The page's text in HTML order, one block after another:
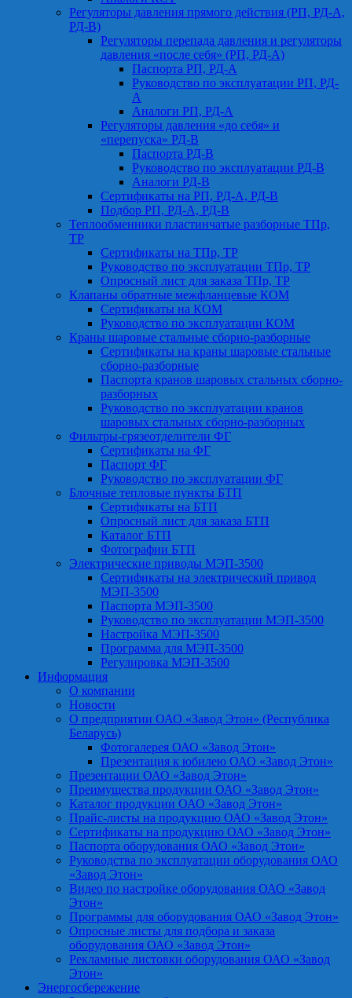
Регуляторы давления прямого действия (РП, РД-А,
РД-В)
Регуляторы перепада давления и регуляторы
давления «после себя» (РП, РД-А)
Паспорта РП, РД-А
Руководство по эксплуатации РП, РД-
А
Аналоги РП, РД-А
Регуляторы давления «до себя» и
«перепуска» РД-В
Паспорта РД-В
Руководство по эксплуатации РД-В
Аналоги РД-В
Сертификаты на РП, РД-А, РД-В
Подбор РП, РД-А, РД-В
Теплообменники пластинчатые разборные ТПр,
ТР
Сертификаты на ТПр, ТР
Руководство по эксплуатации ТПр, ТР
Опросный лист для заказа ТПр, ТР
Клапаны обратные межфланцевые КОМ
Сертификаты на КОМ
Руководство по эксплуатации КОМ
Краны шаровые стальные сборно-разборные
Сертификаты на краны шаровые стальные
сборно-разборные
Паспорта кранов шаровых стальных сборно-
разборных
Руководство по эксплуатации кранов
шаровых стальных сборно-разборных
Фильтры-грязеотделители ФГ
Сертификаты на ФГ
Паспорт ФГ
Руководство по эксплуатации ФГ
Блочные тепловые пункты БТП
Сертификаты на БТП
Опросный лист для заказа БТП
Каталог БТП
Фотографии БТП
Электрические приводы МЭП-3500
Сертификаты на электрический привод
МЭП-3500
Паспорта МЭП-3500
Руководство по эксплуатации МЭП-3500
Настройка МЭП-3500
Программа для МЭП-3500
Регулировка МЭП-3500
Информация
О компании
Новости
О предприятии ОАО «Завод Этон» (Республика
Беларусь)
Фотогалерея ОАО «Завод Этон»
Презентация к юбилею ОАО «Завод Этон»
Презентации ОАО «Завод Этон»
Преимущества продукции ОАО «Завод Этон»
Каталог продукции ОАО «Завод Этон»
Прайс-листы на продукцию ОАО «Завод Этон»
Сертификаты на продукцию ОАО «Завод Этон»
Паспорта оборудования ОАО «Завод Этон»
Руководства по эксплуатации оборудования ОАО
«Завод Этон»
Видео по настройке оборудования ОАО «Завод
Этон»
Программы для оборудования ОАО «Завод Этон»
Опросные листы для подбора и заказа
оборудования ОАО «Завод Этон»
Рекламные листовки оборудования ОАО «Завод
Этон»
Энергосбережение